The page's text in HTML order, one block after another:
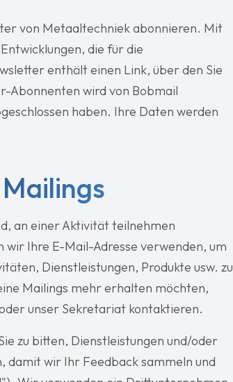
von Metaaltechniek abonnieren. Mit
die für die
enthält einen Link, über den Sie
Abonnenten wird von Bobmail
haben. Ihre Daten werden
an einer Aktivität teilnehmen
Ihre E-Mail-Adresse verwenden, um
Dienstleistungen, Produkte usw. zu
Mailings mehr erhalten möchten,
unser Sekretariat kontaktieren.
zu bitten, Dienstleistungen und/oder
damit wir Ihr Feedback sammeln und